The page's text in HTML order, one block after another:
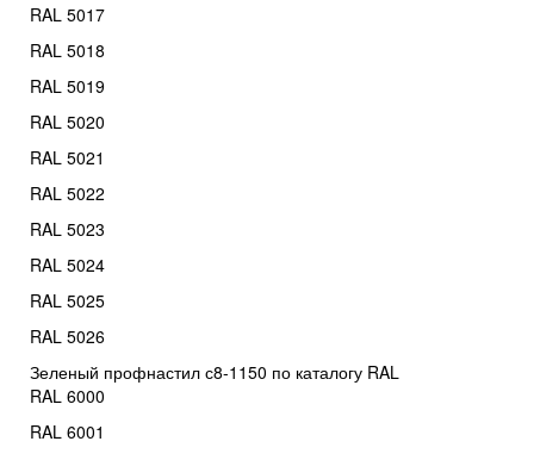
RAL 5017
RAL 5018
RAL 5019
RAL 5020
RAL 5021
RAL 5022
RAL 5023
RAL 5024
RAL 5025
RAL 5026
Зеленый профнастил с8-1150 по каталогу RAL
RAL 6000
RAL 6001